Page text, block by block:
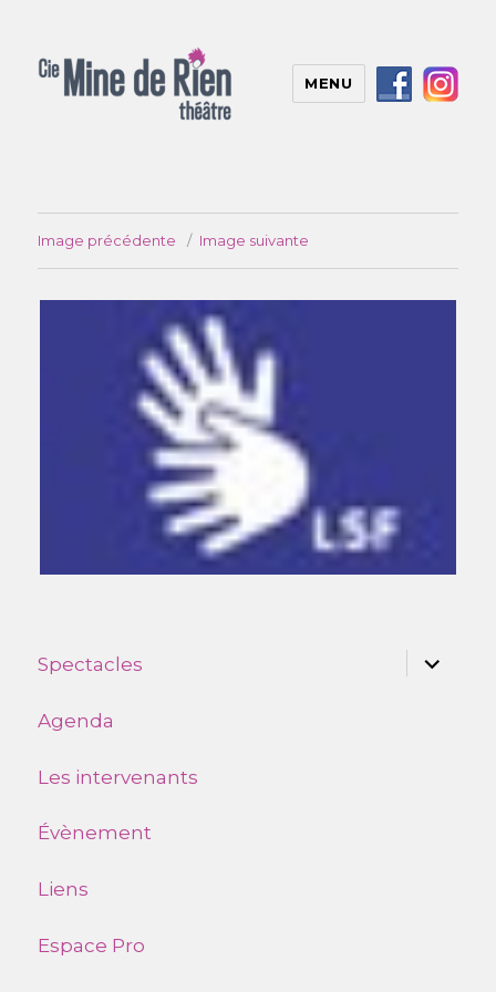
MENU
Image précédente Image suivante
Spectacles
ouvrir
le
Agenda
Les intervenants
Évènement
Liens
Espace Pro